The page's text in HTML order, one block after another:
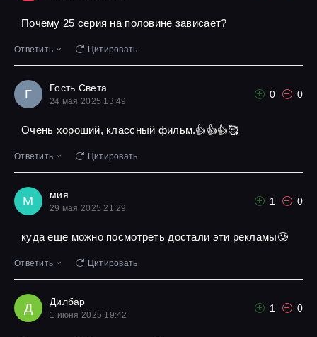
Почему 25 серия на половине зависает?
Ответить Цитировать
Г Гость Света
24 мая 2025 13:49
0 0
Очень хороший, классный фильм.👍👍👍🥰
Ответить Цитировать
М мия
29 мая 2025 21:29
1 0
куда еще можно посмотреть достали эти рекламы🥲
Ответить Цитировать
Д Дилбар
1 июня 2025 19:42
1 0